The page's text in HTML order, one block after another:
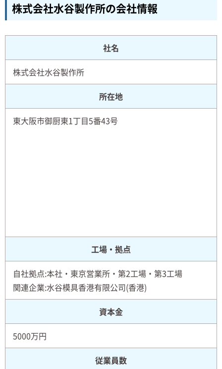
株式会社水谷製作所の会社情報
社名
株式会社水谷製作所
所在地
東大阪市御厨東1丁目5番43号
工場・拠点
自社拠点:本社・東京営業所・第2工場・第3工場
関連企業:水谷模具香港有限公司(香港)
資本金
5000万円
従業員数